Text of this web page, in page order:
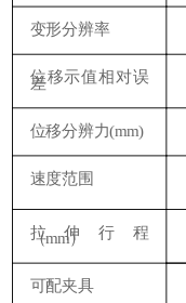
变形分辨率
位移示值相对误
差
位移分辨力(mm)
速度范围
拉伸行程
（mm）
可配夹具